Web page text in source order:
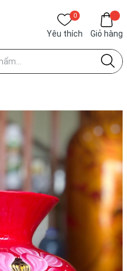
0
Yêu thích Giỏ hàng